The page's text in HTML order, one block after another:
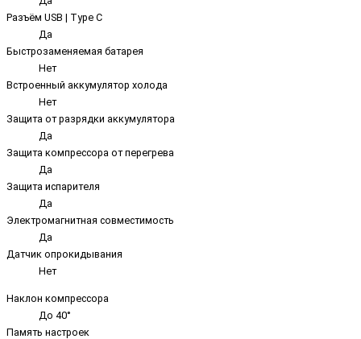
Разъём USB | Type C
Да
Быстрозаменяемая батарея
Нет
Встроенный аккумулятор холода
Нет
Защита от разрядки аккумулятора
Да
Защита компрессора от перегрева
Да
Защита испарителя
Да
Электромагнитная совместимость
Да
Датчик опрокидывания
Нет
Наклон компрессора
До 40°
Память настроек